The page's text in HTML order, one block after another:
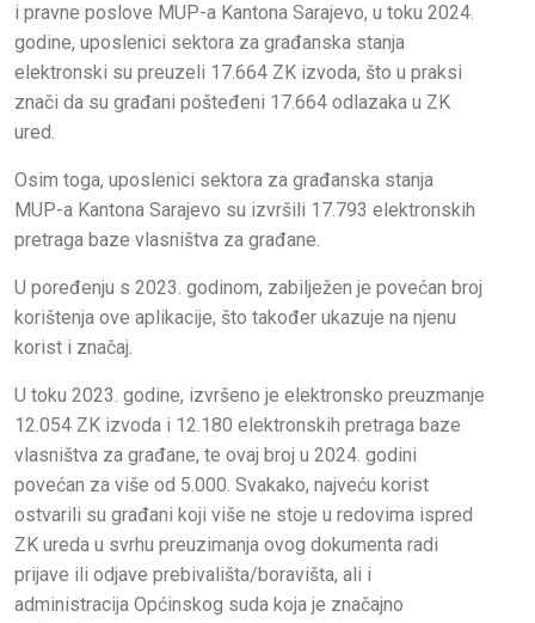
i pravne poslove MUP-a Kantona Sarajevo, u toku 2024.
godine, uposlenici sektora za građanska stanja
elektronski su preuzeli 17.664 ZK izvoda, što u praksi
znači da su građani pošteđeni 17.664 odlazaka u ZK
ured.
Osim toga, uposlenici sektora za građanska stanja
MUP-a Kantona Sarajevo su izvršili 17.793 elektronskih
pretraga baze vlasništva za građane.
U poređenju s 2023. godinom, zabilježen je povećan broj
korištenja ove aplikacije, što također ukazuje na njenu
korist i značaj.
U toku 2023. godine, izvršeno je elektronsko preuzmanje
12.054 ZK izvoda i 12.180 elektronskih pretraga baze
vlasništva za građane, te ovaj broj u 2024. godini
povećan za više od 5.000. Svakako, najveću korist
ostvarili su građani koji više ne stoje u redovima ispred
ZK ureda u svrhu preuzimanja ovog dokumenta radi
prijave ili odjave prebivališta/boravišta, ali i
administracija Općinskog suda koja je značajno